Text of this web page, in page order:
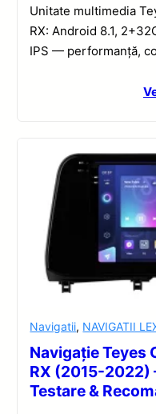
Unitate multimedia
RX: Android 8.1,
IPS — performanță,
Navigatii, NAVIGATII
Navigație Teyes
RX (2015-2022)
Testare &